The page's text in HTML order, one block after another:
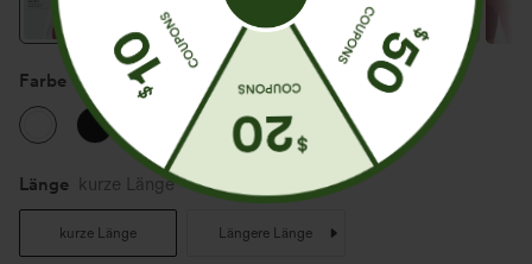
Farbe Weiß
Länge kurze Länge
kurze Länge Längere Länge